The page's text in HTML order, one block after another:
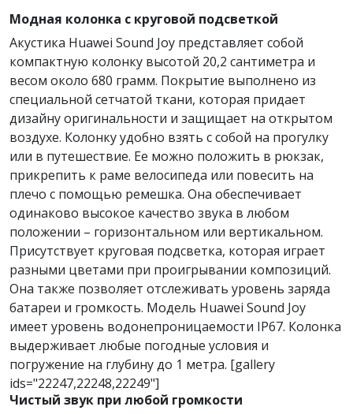
Модная колонка с круговой подсветкой
Акустика Huawei Sound Joy представляет собой
компактную колонку высотой 20,2 сантиметра и
весом около 680 грамм. Покрытие выполнено из
специальной сетчатой ткани, которая придает
дизайну оригинальности и защищает на открытом
воздухе. Колонку удобно взять с собой на прогулку
или в путешествие. Ее можно положить в рюкзак,
прикрепить к раме велосипеда или повесить на
плечо с помощью ремешка. Она обеспечивает
одинаково высокое качество звука в любом
положении – горизонтальном или вертикальном.
Присутствует круговая подсветка, которая играет
разными цветами при проигрывании композиций.
Она также позволяет отслеживать уровень заряда
батареи и громкость. Модель Huawei Sound Joy
имеет уровень водонепроницаемости IP67. Колонка
выдерживает любые погодные условия и
погружение на глубину до 1 метра. [gallery
ids="22247,22248,22249"]
Чистый звук при любой громкости